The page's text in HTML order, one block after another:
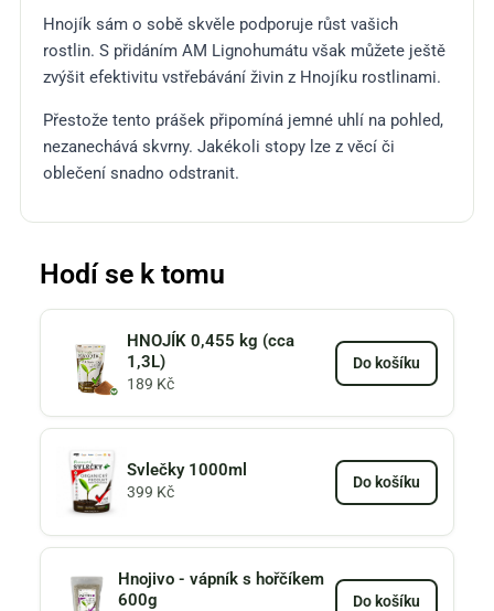
Hnojík sám o sobě skvěle podporuje růst vašich
rostlin. S přidáním AM Lignohumátu však můžete ještě
zvýšit efektivitu vstřebávání živin z Hnojíku rostlinami.
Přestože tento prášek připomíná jemné uhlí na pohled,
nezanechává skvrny. Jakékoli stopy lze z věcí či
oblečení snadno odstranit.
Hodí se k tomu
HNOJÍK 0,455 kg (cca
1,3L)
189 Kč
Do košíku
Svlečky 1000ml
399 Kč
Do košíku
Hnojivo - vápník s hořčíkem
600g
Do košíku